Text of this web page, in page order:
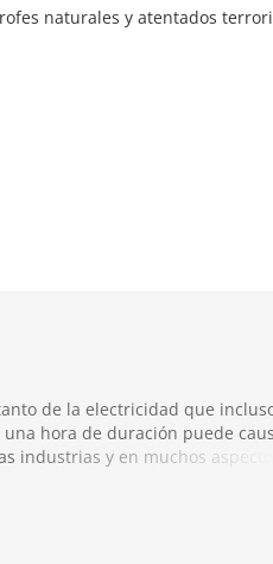
naturales y atentados
de la electricidad que
hora de duración puede
industrias y en muchos
protección es de suma
medición térmica, control
automático mantienen